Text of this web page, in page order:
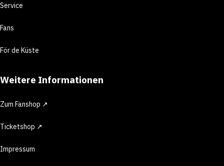
Service
Fans
För de Küste
Weitere Informationen
Zum Fanshop ↗
Ticketshop ↗
Impressum